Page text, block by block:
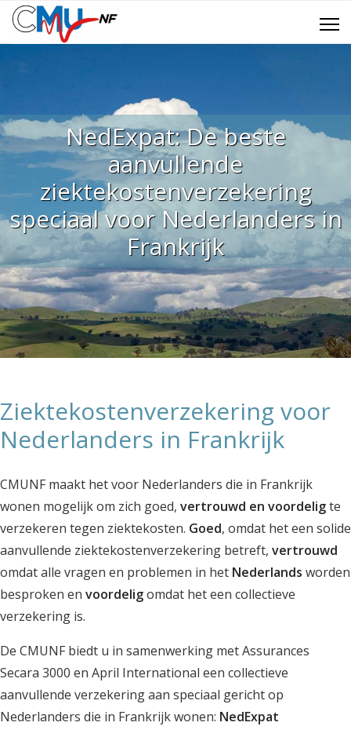
NedExpat: De beste
aanvullende
ziektekostenverzekering
speciaal voor Nederlanders in
Frankrijk
Ziektekostenverzekering voor
Nederlanders in Frankrijk
CMUNF maakt het voor Nederlanders die in Frankrijk
wonen mogelijk om zich goed, vertrouwd en voordeligte
verzekeren tegen ziektekosten. Goed, omdat het een solide
aanvullende ziektekostenverzekering betreft, vertrouwd
omdat alle vragen en problemen in het Nederlands worden
besproken en voordeligomdat het een collectieve
verzekering is.
De CMUNF biedt u in samenwerking met Assurances
Secara 3000 en April International een collectieve
aanvullende verzekering aan speciaal gericht op
Nederlanders die in Frankrijk wonen: NedExpat